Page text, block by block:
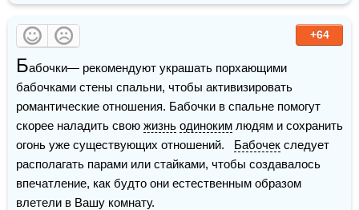
+64
Бабочки— рекомендуют украшать порхающими
бабочками стены спальни, чтобы активизировать
романтические отношения. Бабочки в спальне помогут
скорее наладить свою жизнь одиноким людям и сохранить
огонь уже существующих отношений. Бабочек следует
располагать парами или стайками, чтобы создавалось
впечатление, как будто они естественным образом
влетели в Вашу комнату.